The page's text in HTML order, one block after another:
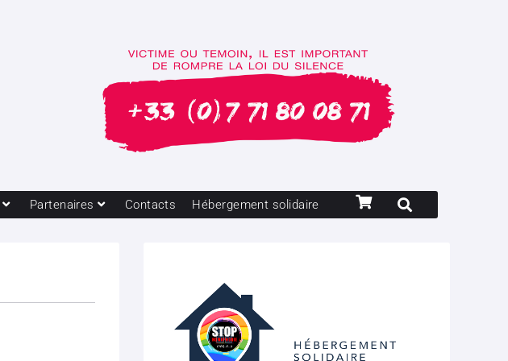
Partenaires Contacts Hébergement solidaire